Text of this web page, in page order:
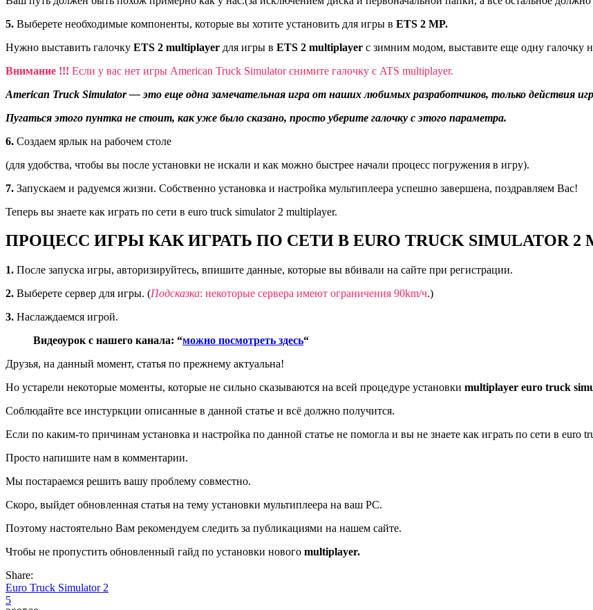
5. Выберете необходимые компоненты, которые вы хотите установить для игры в ETS 2 MP.
Нужно выставить галочку ETS 2 multiplayer для игры в ETS 2 multiplayer с зимним модом, выставите еще одну галочку
Внимание !!! Если у вас нет игры American Truck Simulator снимите галочку с ATS multiplayer.
American Truck Simulator — это еще одна замечательная игра от наших любимых разработчиков, только действия
Пугаться этого пунтка не стоит, как уже было сказано, просто уберите галочку с этого параметра.
6. Создаем ярлык на рабочем столе
(для удобства, чтобы вы после установки не искали и как можно быстрее начали процесс погружения в игру).
7. Запускаем и радуемся жизни. Собственно установка и настройка мультиплеера успешно завершена, поздравляем Вас!
Теперь вы знаете как играть по сети в euro truck simulator 2 multiplayer.
ПРОЦЕСС ИГРЫ КАК ИГРАТЬ ПО СЕТИ В EURO TRUCK SIMULATOR 2
1. После запуска игры, авторизируйтесь, впишите данные, которые вы вбивали на сайте при регистрации.
2. Выберете сервер для игры. (Подсказка: некоторые сервера имеют ограничения 90km/ч.)
3. Наслаждаемся игрой.
Видеоурок с нашего канала: “можно посмотреть здесь“
Друзья, на данный момент, статья по прежнему актуальна!
Но устарели некоторые моменты, которые не сильно сказываются на всей процедуре установки multiplayer euro truck
Соблюдайте все инстуркции описанные в данной статье и всё должно получится.
Если по каким-то причинам установка и настройка по данной статье не помогла и вы не знаете как играть по сети в euro
Просто напишите нам в комментарии.
Мы постараемся решить вашу проблему совместно.
Скоро, выйдет обновленная статья на тему установки мультиплеера на ваш PC.
Поэтому настоятельно Вам рекомендуем следить за публикациями на нашем сайте.
Чтобы не пропустить обновленный гайд по установки нового multiplayer.
Share:
Euro Truck Simulator 2
5